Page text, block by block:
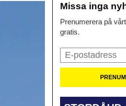
Missa inga
Prenumerera på
gratis.